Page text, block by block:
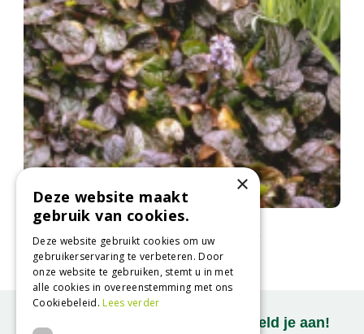
Kruipend zenegroen
Ajuga reptans 'Multicolor'
Onze nieuwsbrief ontvangen? Meld je aan!
×
Deze website maakt
gebruik van cookies.
Deze website gebruikt cookies om uw
gebruikerservaring te verbeteren. Door
onze website te gebruiken, stemt u in met
alle cookies in overeenstemming met ons
Cookiebeleid.Lees verder